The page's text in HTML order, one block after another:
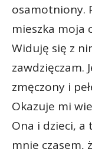
osamotniony.
mieszka moja
Widuję się z
zawdzięczam.
zmęczony i
Okazuje mi
Ona i dzieci, a
mnie czasem,